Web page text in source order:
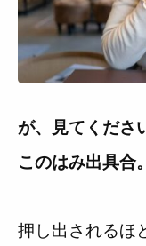
が、見てくださ
このはみ出具合。
押し出されるほ